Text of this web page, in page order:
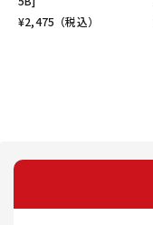
¥2,475 （税込）